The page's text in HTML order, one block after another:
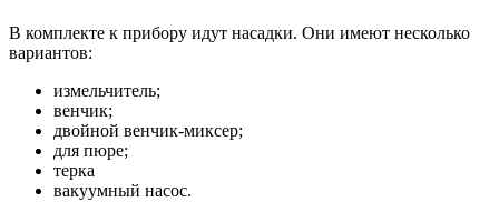
В комплекте к прибору идут насадки. Они имеют несколько
вариантов:
измельчитель;
венчик;
двойной венчик-миксер;
для пюре;
терка
вакуумный насос.